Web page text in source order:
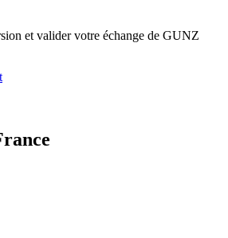
et valider votre échange de GUNZ